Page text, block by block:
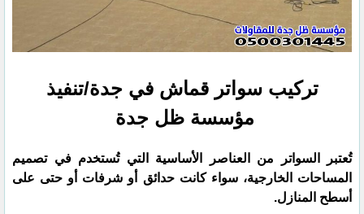
تركيب سواتر قماش في جدة/تنفيذ
مؤسسة ظل جدة
تُعتبر السواتر من العناصر الأساسية التي تُستخدم في تصميم
المساحات الخارجية، سواء كانت حدائق أو شرفات أو حتى على
أسطح المنازل.